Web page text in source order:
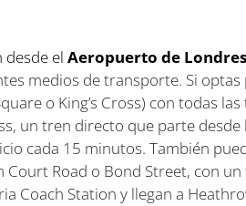
desde elAeropuerto de
medios de transporte. Si
o King’s Cross) con todas
un tren directo que parte desde
cada 15 minutos. También
Road o Bond Street, con
Coach Station y llegan a